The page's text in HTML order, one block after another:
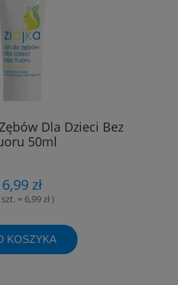
Dla Dzieci Bez
50ml
6,99 zł
= 6,99 zł )
KOSZYKA